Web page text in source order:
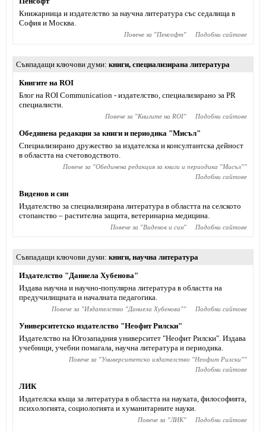
Книжарница и издателство за научна литература със седалища в
София и Москва.
Повече за "Пенсофт" Подобни сайтове
Съвпадащи ключови думи книги, специализирана литература
Книгите на ROI
Блог на ROI Communication - издателство, специализирано за PR
специалисти.
Повече за "Книгите на ROI" Подобни сайтове
Обединена редакция за книги и периодика "Мисъл"
Специализирано дружество за издателска и консултантска дейност
в областта на счетоводството.
Повече за "Обединена редакция за книги и периодика "Мисъл""
Подобни сайтове
Виденов и син
Издателство за специализирана литература в областта на селското
стопанство – растителна защита, ветеринарна медицина.
Повече за "Виденов и син" Подобни сайтове
Съвпадащи ключови думи книги, научна литература
Издателство "Даниела Хубенова"
Издава научна и научно-популярна литература в областта на
предучилищната и началната педагогика.
Повече за "Издателство "Даниела Хубенова"" Подобни сайтове
Университетско издателство "Неофит Рилски"
Издателство на Югозападния университет "Неофит Рилски". Издава
учебници, учебни помагала, научна литература и периодика.
Повече за "Университетско издателство "Неофит Рилски""
Подобни сайтове
ЛИК
Издателска къща за литература в областта на науката, философията,
психологията, социологията и хуманитарните науки.
Повече за "ЛИК" Подобни сайтове